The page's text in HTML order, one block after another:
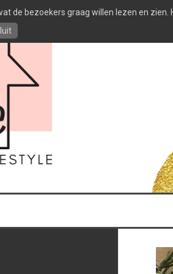
de bezoekers graag willen lezen en